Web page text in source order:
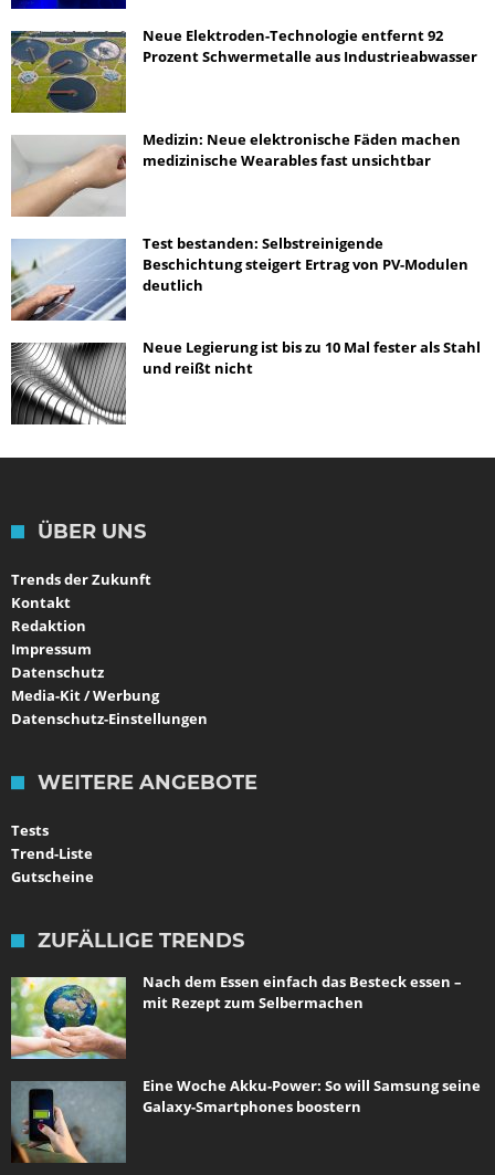
Neue Elektroden-Technologie entfernt 92
Prozent Schwermetalle aus Industrieabwasser
Medizin: Neue elektronische Fäden machen
medizinische Wearables fast unsichtbar
Test bestanden: Selbstreinigende
Beschichtung steigert Ertrag von PV-Modulen
deutlich
Neue Legierung ist bis zu 10 Mal fester als Stahl
und reißt nicht
ÜBER UNS
Trends der Zukunft
Kontakt
Redaktion
Impressum
Datenschutz
Media-Kit / Werbung
Datenschutz-Einstellungen
WEITERE ANGEBOTE
Tests
Trend-Liste
Gutscheine
ZUFÄLLIGE TRENDS
Nach dem Essen einfach das Besteck essen –
mit Rezept zum Selbermachen
Eine Woche Akku-Power: So will Samsung seine
Galaxy-Smartphones boostern